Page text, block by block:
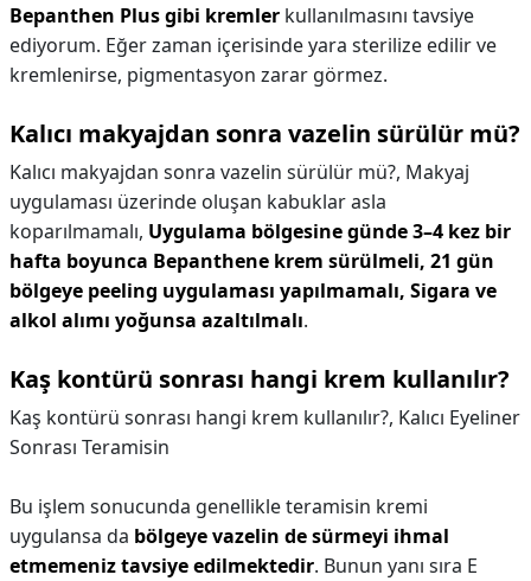
Bepanthen Plus gibi kremler kullanılmasını tavsiye
ediyorum. Eğer zaman içerisinde yara sterilize edilir ve
kremlenirse, pigmentasyon zarar görmez.
Kalıcı makyajdan sonra vazelin sürülür mü?
Kalıcı makyajdan sonra vazelin sürülür mü?, Makyaj
uygulaması üzerinde oluşan kabuklar asla
koparılmamalı, Uygulama bölgesine günde 3–4 kez bir
hafta boyunca Bepanthene krem sürülmeli, 21 gün
bölgeye peeling uygulaması yapılmamalı, Sigara ve
alkol alımı yoğunsa azaltılmalı.
Kaş kontürü sonrası hangi krem kullanılır?
Kaş kontürü sonrası hangi krem kullanılır?, Kalıcı Eyeliner
Sonrası Teramisin
Bu işlem sonucunda genellikle teramisin kremi
uygulansa da bölgeye vazelin de sürmeyi ihmal
etmemeniz tavsiye edilmektedir. Bunun yanı sıra E